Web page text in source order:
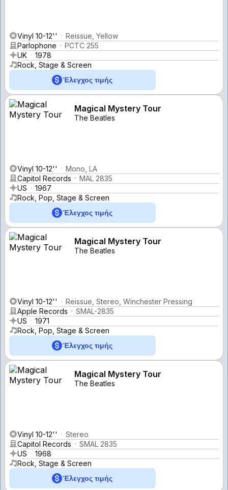
Vinyl 10-12''
Reissue, Yellow
Parlophone
PCTC 255
UK
1978
Rock, Stage & Screen
Έλεγχος τιμής
Magical Mystery Tour
The Beatles
Vinyl 10-12''
Mono, LA
Capitol Records
MAL 2835
US
1967
Rock, Pop, Stage & Screen
Έλεγχος τιμής
Magical Mystery Tour
The Beatles
Vinyl 10-12''
Reissue, Stereo, Winchester Pressing
Apple Records
SMAL-2835
US
1971
Rock, Pop, Stage & Screen
Έλεγχος τιμής
Magical Mystery Tour
The Beatles
Vinyl 10-12''
Stereo
Capitol Records
SMAL 2835
US
1968
Rock, Stage & Screen
Έλεγχος τιμής